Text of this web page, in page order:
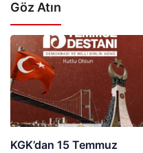
Göz Atın
KGK’dan 15 Temmuz